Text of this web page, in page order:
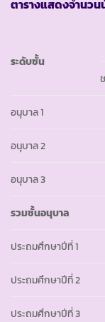
ตารางแสดงจำนว
ระดับชั้น
อนุบาล 1
อนุบาล 2
อนุบาล 3
รวมชั้นอนุบาล
ประถมศึกษาปีที่ 1
ประถมศึกษาปีที่ 2
ประถมศึกษาปีที่ 3